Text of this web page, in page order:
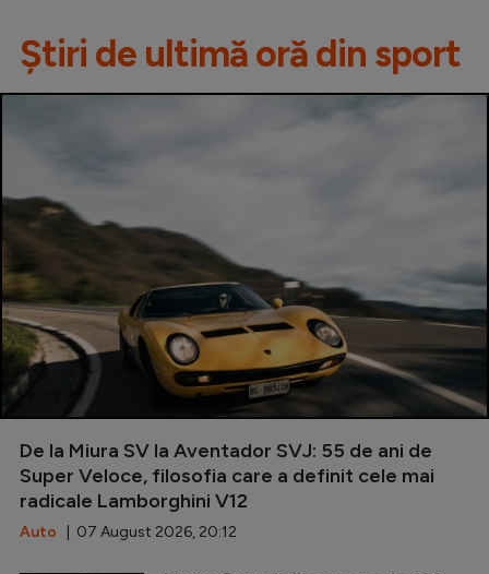
Știri de ultimă oră din sport
De la Miura SV la Aventador SVJ: 55 de ani de
Super Veloce, filosofia care a definit cele mai
radicale Lamborghini V12
Auto | 07 August 2026, 20:12